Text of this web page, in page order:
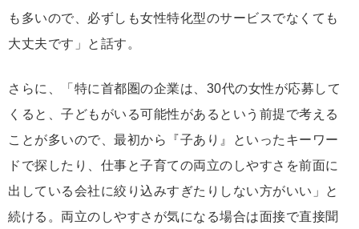
も多いので、必ずしも女性特化型のサービスでなくても
大丈夫です」と話す。
さらに、「特に首都圏の企業は、30代の女性が応募して
くると、子どもがいる可能性があるという前提で考える
ことが多いので、最初から『子あり』といったキーワー
ドで探したり、仕事と子育ての両立のしやすさを前面に
出している会社に絞り込みすぎたりしない方がいい」と
続ける。両立のしやすさが気になる場合は面接で直接聞